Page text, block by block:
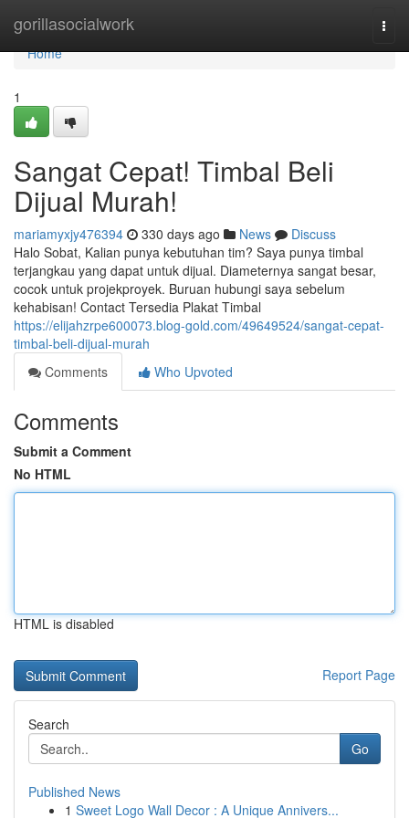
gorillasocialwork
Home
Home
1
Sangat Cepat! Timbal Beli
Dijual Murah!
mariamyxjy476394 330 days ago News
Discuss
Halo Sobat, Kalian punya kebutuhan tim? Saya punya timbal
terjangkau yang dapat untuk dijual. Diameternya sangat besar,
cocok untuk projekproyek. Buruan hubungi saya sebelum
kehabisan! Contact Tersedia Plakat Timbal
https://elijahzrpe600073.blog-gold.com/49649524/sangat-cepat-
timbal-beli-dijual-murah
Comments
Who Upvoted
Comments
Submit a Comment
No HTML
HTML is disabled
Report Page
Search
Go
Published News
1 Sweet Logo Wall Decor : A Unique Annivers...